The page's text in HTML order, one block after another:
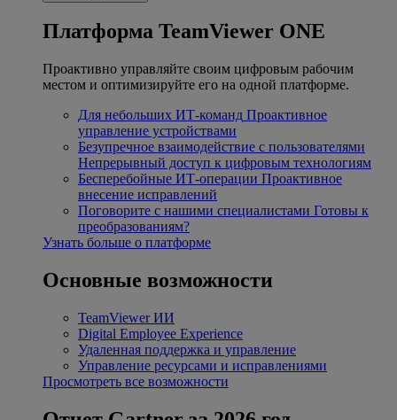
Платформа TeamViewer ONE
Проактивно управляйте своим цифровым рабочим
местом и оптимизируйте его на одной платформе.
Для небольших ИТ-команд Проактивное
управление устройствами
Безупречное взаимодействие с пользователями
Непрерывный доступ к цифровым технологиям
Бесперебойные ИТ-операции Проактивное
внесение исправлений
Поговорите с нашими специалистами Готовы к
преобразованиям?
Узнать больше о платформе
Основные возможности
TeamViewer ИИ
Digital Employee Experience
Удаленная поддержка и управление
Управление ресурсами и исправлениями
Просмотреть все возможности